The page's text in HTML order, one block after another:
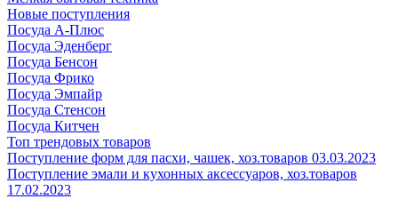
Новые поступления
Посуда А-Плюс
Посуда Эденберг
Посуда Бенсон
Посуда Фрико
Посуда Эмпайр
Посуда Стенсон
Посуда Китчен
Топ трендовых товаров
Поступление форм для пасхи, чашек, хоз.товаров 03.03.2023
Поступление эмали и кухонных аксессуаров, хоз.товаров
17.02.2023